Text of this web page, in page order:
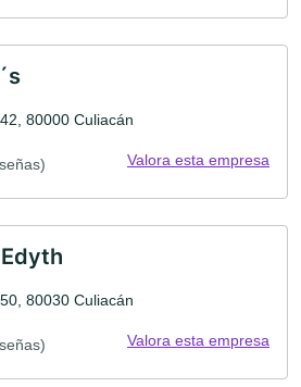
80000 Culiacán
Valora esta empresa
80030 Culiacán
Valora esta empresa